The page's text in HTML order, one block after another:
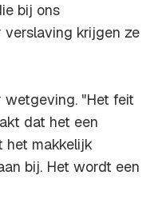
bij ons
verslaving krijgen ze
wetgeving. "Het feit
dat het een
het makkelijk
bij. Het wordt een